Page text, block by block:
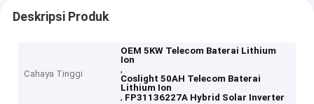
Deskripsi Produk
Cahaya Tinggi
OEM 5KW Telecom Baterai Lithium
Ion
,
Coslight 50AH Telecom Baterai
Lithium Ion
, FP31136227A Hybrid Solar Inverter